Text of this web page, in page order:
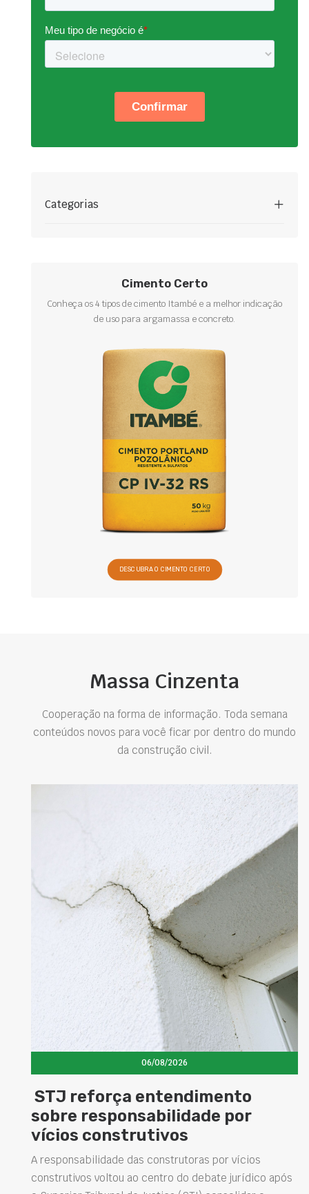
Categorias
Cimento Certo
Conheça os 4 tipos de cimento Itambé e a melhor indicação
de uso para argamassa e concreto.
DESCUBRA O CIMENTO CERTO
Massa Cinzenta
Cooperação na forma de informação. Toda semana
conteúdos novos para você ficar por dentro do mundo
da construção civil.
após
Concretos aditivados e
elevam desempenho das
estruturas e impulsionam
soluções na construção
Projetar estruturas mais duráveis, reduzir